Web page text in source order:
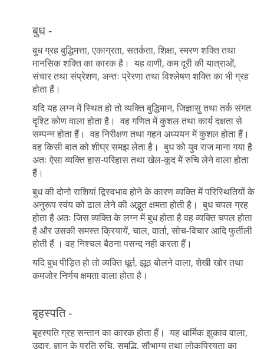
बुध -
बुध ग्रह बुद्धिमत्ता, एकाग्रता, सतर्कता, शिक्षा, स्मरण शक्ति तथा
मानसिक शक्ति का कारक है। यह वाणी, कम दूरी की यात्राओं,
संचार तथा संप्रेशण, अन्तः प्रेरणा तथा विश्लेषण शक्ति का भी ग्रह
होता हैं।
यदि यह लग्न में स्थित हो तो व्यक्ति बुद्धिमान, जिज्ञासु तथा तर्क संगत
दृश्टि कोण वाला होता है। वह गणित में कुशल तथा कार्य दक्षता से
सम्पन्न होता हैं। वह निरीक्षण तथा गहन अध्ययन में कुशल होता हैं।
वह किसी बात को शीघ्र समझ लेता है। बुध को युव राज माना गया है
अतः ऐसा व्यक्ति हास-परिहास तथा खेल-कूद में रुचि लेने वाला होता
हैं।
बुध की दोनो राशियां द्विस्वभाव होने के कारण व्यक्ति में परिस्थितियों के
अनुरूप स्वंय को ढाल लेने की अद्भुत क्षमता होती है। बुध चपल ग्रह
होता है अतः जिस व्यक्ति के लग्न में बुध होता है वह व्यक्ति चपल होता
है और उसकी समस्त क्रियायें, चाल, वार्ता, सोच-विचार आदि फुर्तीली
होती हैं । वह निश्चल बैठना पसन्द नही करता हैं।
यदि बुध पीड़ित हो तो व्यक्ति धूर्त, झूठ बोलने वाला, शेखी खोर तथा
कमजोर निर्णय क्षमता वाला होता है।
बृहस्पति -
बृहस्पति ग्रह सन्तान का कारक होता हैं। यह धार्मिक झुकाव वाला,
उदार, ज्ञान के प्रति रुचि, समृद्धि, सौभाग्य तथा लोकप्रियता का